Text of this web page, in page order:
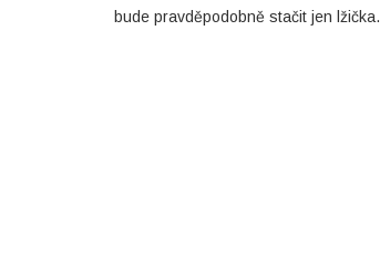
bude pravděpodobně stačit jen lžička.